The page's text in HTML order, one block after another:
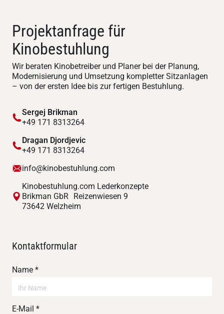
Projektanfrage für
Kinobestuhlung
Wir beraten Kinobetreiber und Planer bei der Planung,
Modernisierung und Umsetzung kompletter Sitzanlagen
– von der ersten Idee bis zur fertigen Bestuhlung.
Sergej Brikman
+49 171 8313264
Dragan Djordjevic
+49 171 8313264
info@kinobestuhlung.com
Kinobestuhlung.com Lederkonzepte
Brikman GbR Reizenwiesen 9
73642 Welzheim
Kontaktformular
Name *
E-Mail *